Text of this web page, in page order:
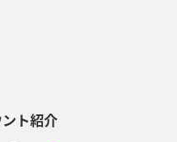
ト紹介